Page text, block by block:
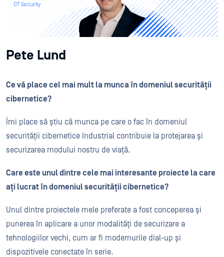
Pete Lund
Ce vă place cel mai mult la munca în domeniul securității
cibernetice?
Îmi place să știu că munca pe care o fac în domeniul
securității cibernetice Industrial contribuie la protejarea și
securizarea modului nostru de viață.
Care este unul dintre cele mai interesante proiecte la care
ați lucrat în domeniul securității cibernetice?
Unul dintre proiectele mele preferate a fost conceperea și
punerea în aplicare a unor modalități de securizare a
tehnologiilor vechi, cum ar fi modemurile dial-up și
dispozitivele conectate în serie.